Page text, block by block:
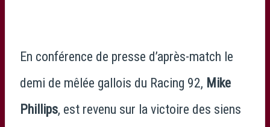
En conférence de presse d’après-match le
demi de mêlée gallois du Racing 92, Mike
Phillips, est revenu sur la victoire des siens